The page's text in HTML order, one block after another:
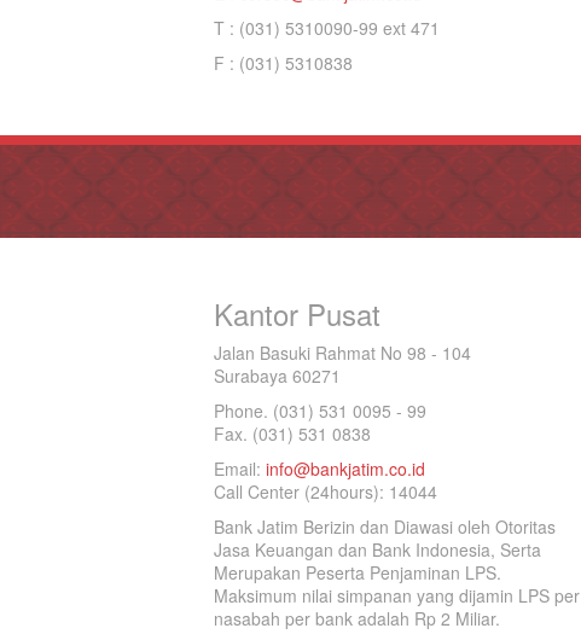
T : (031) 5310090-99 ext 471
F : (031) 5310838
Kantor Pusat
Jalan Basuki Rahmat No 98 - 104
Surabaya 60271
Phone. (031) 531 0095 - 99
Fax. (031) 531 0838
Email: info@bankjatim.co.id
Call Center (24hours): 14044
Bank Jatim Berizin dan Diawasi oleh Otoritas
Jasa Keuangan dan Bank Indonesia, Serta
Merupakan Peserta Penjaminan LPS.
Maksimum nilai simpanan yang dijamin LPS per
nasabah per bank adalah Rp 2 Miliar.